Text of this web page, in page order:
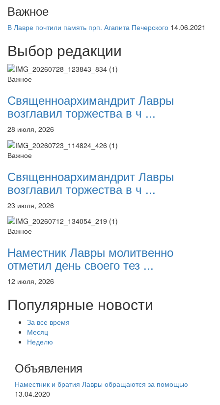
Важное
В Лавре почтили память прп. Агапита Печерского 14.06.2021
Выбор редакции
Важное
Священноархимандрит Лавры
возглавил торжества в ч ...
28 июля, 2026
Важное
Священноархимандрит Лавры
возглавил торжества в ч ...
23 июля, 2026
Важное
Наместник Лавры молитвенно
отметил день своего тез ...
12 июля, 2026
Популярные новости
За все время
Месяц
Неделю
Объявления
Наместник и братия Лавры обращаются за помощью
13.04.2020